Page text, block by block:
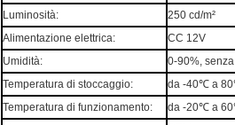
Luminosità:
250 cd/m²
Alimentazione elettrica:
CC 12V
Umidità:
0-90%,
Temperatura di stoccaggio:
da -40℃ a
Temperatura di funzionamento:
da -20℃ a